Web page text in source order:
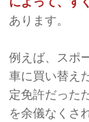
あります。
例えば、スポ
車に買い替え
定免許だった
を余儀なくさ